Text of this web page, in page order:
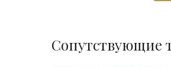
Сопутствующие